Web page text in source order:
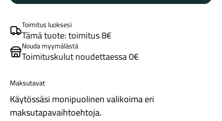
Renkaat
Toimitus luoksesi
Tämä tuote: toimitus 8€
Nouda myymälästä
Toimituskulut noudettaessa 0€
Maksutavat
Käytössäsi monipuolinen valikoima eri
maksutapavaihtoehtoja.